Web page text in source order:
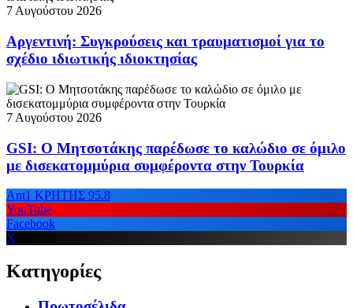
7 Αυγούστου 2026
Αργεντινή: Συγκρούσεις και τραυματισμοί για το
σχέδιο ιδιωτικής ιδιοκτησίας
7 Αυγούστου 2026
GSI: Ο Μητσοτάκης παρέδωσε το καλώδιο σε όμιλο
με δισεκατομμύρια συμφέροντα στην Τουρκία
Ant1 ΚΡΗΤΗΣ 95.8
YouTube
Facebook
X
Κατηγορίες